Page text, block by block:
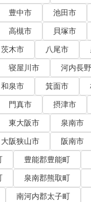
豊中市 池田市
高槻市 貝塚市
茨木市 八尾市
寝屋川市 河内長
和泉市 箕面市
門真市 摂津市
東大阪市 泉南市
大阪狭山市
阪南市
豊能郡豊能町
泉南郡熊取町
南河内郡太子町